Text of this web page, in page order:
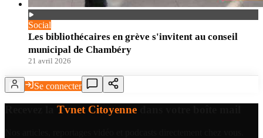
Social
Les bibliothécaires en grève s'invitent au conseil
municipal de Chambéry
21 avril 2026
Se connecter
Tvnet Citoyenne